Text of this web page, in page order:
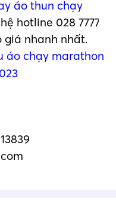
áo thun chạy
hotline 028 7777
giá nhanh nhất.
áo chạy marathon